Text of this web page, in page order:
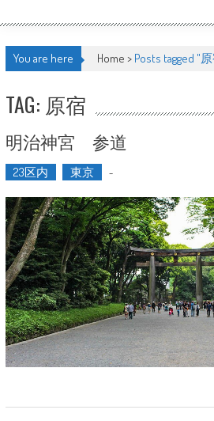
You are here Home > Posts tagged "
TAG: 原宿
明治神宮 参道
23区内 東京 -